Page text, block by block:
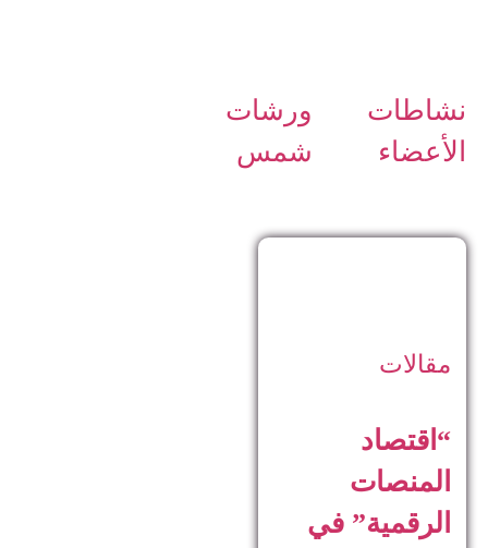
نشاطات
الأعضاء
ورشات
شمس
مقالات
“اقتصاد
المنصات
الرقمية” في